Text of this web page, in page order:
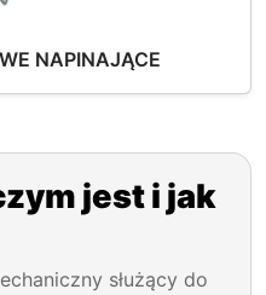
NAPINAJĄCE
jest i jak
służący do